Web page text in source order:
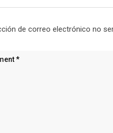
de correo electrónico no